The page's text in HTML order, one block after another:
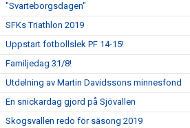
"Svarteborgsdagen"
SFKs Triathlon 2019
Uppstart fotbollslek PF 14-15!
Familjedag 31/8!
Utdelning av Martin Davidssons minnesfond
En snickardag gjord på Sjövallen
Skogsvallen redo för säsong 2019